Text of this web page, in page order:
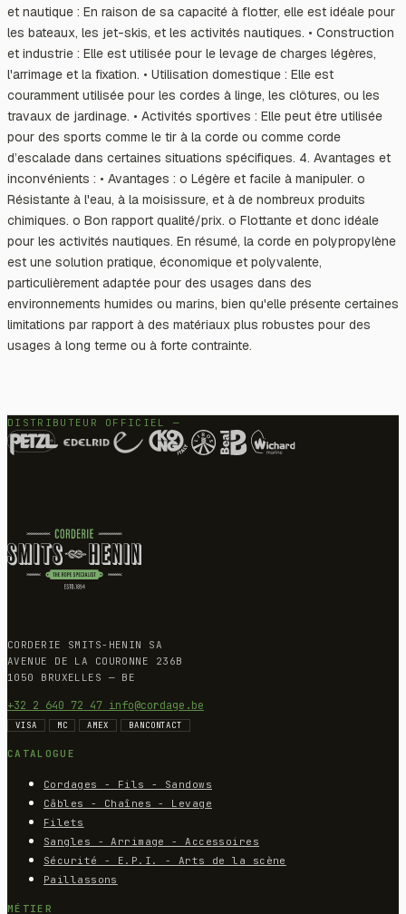
et nautique : En raison de sa capacité à flotter, elle est idéale pour
les bateaux, les jet-skis, et les activités nautiques. • Construction
et industrie : Elle est utilisée pour le levage de charges légères,
l'arrimage et la fixation. • Utilisation domestique : Elle est
couramment utilisée pour les cordes à linge, les clôtures, ou les
travaux de jardinage. • Activités sportives : Elle peut être utilisée
pour des sports comme le tir à la corde ou comme corde
d’escalade dans certaines situations spécifiques. 4. Avantages et
inconvénients : • Avantages : o Légère et facile à manipuler. o
Résistante à l'eau, à la moisissure, et à de nombreux produits
chimiques. o Bon rapport qualité/prix. o Flottante et donc idéale
pour les activités nautiques. En résumé, la corde en polypropylène
est une solution pratique, économique et polyvalente,
particulièrement adaptée pour des usages dans des
environnements humides ou marins, bien qu'elle présente certaines
limitations par rapport à des matériaux plus robustes pour des
usages à long terme ou à forte contrainte.
DISTRIBUTEUR OFFICIEL —
CORDERIE SMITS-HENIN SA
AVENUE DE LA COURONNE 236B
1050 BRUXELLES — BE
+32 2 640 72 47 info@cordage.be
VISA MC AMEX BANCONTACT
CATALOGUE
Cordages - Fils - Sandows
Câbles - Chaînes - Levage
Filets
Sangles - Arrimage - Accessoires
Sécurité - E.P.I. - Arts de la scène
Paillassons
MÉTIER